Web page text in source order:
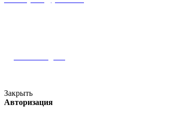
Закрыть
Авторизация